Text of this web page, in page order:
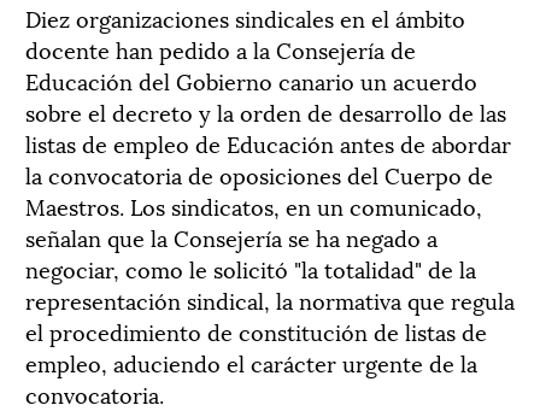
Diez organizaciones sindicales en el ámbito
docente han pedido a la Consejería de
Educación del Gobierno canario un acuerdo
sobre el decreto y la orden de desarrollo de las
listas de empleo de Educación antes de abordar
la convocatoria de oposiciones del Cuerpo de
Maestros. Los sindicatos, en un comunicado,
señalan que la Consejería se ha negado a
negociar, como le solicitó "la totalidad" de la
representación sindical, la normativa que regula
el procedimiento de constitución de listas de
empleo, aduciendo el carácter urgente de la
convocatoria.